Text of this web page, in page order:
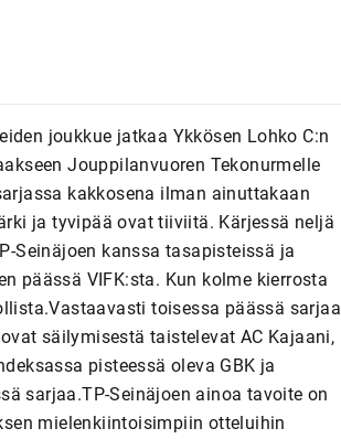
joukkue jatkaa Ykkösen Lohko C:n
Jouppilanvuoren Tekonurmelle
kakkosena ilman ainuttakaan
ja tyvipää ovat tiiviitä. Kärjessä neljä
Seinäjoen kanssa tasapisteissä ja
päässä VIFK:sta. Kun kolme kierrosta
toisessa päässä sarjaa
säilymisestä taistelevat AC Kajaani,
pisteessä oleva GBK ja
sarjaa.TP-Seinäjoen ainoa tavoite on
mielenkiintoisimpiin otteluihin